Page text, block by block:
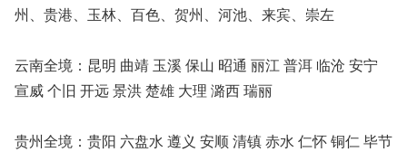
州、贵港、玉林、百色、贺州、河池、来宾、崇左
云南全境：昆明 曲靖 玉溪 保山 昭通 丽江 普洱 临沧 安宁
宣威 个旧 开远 景洪 楚雄 大理 潞西 瑞丽
贵州全境：贵阳 六盘水 遵义 安顺 清镇 赤水 仁怀 铜仁 毕节